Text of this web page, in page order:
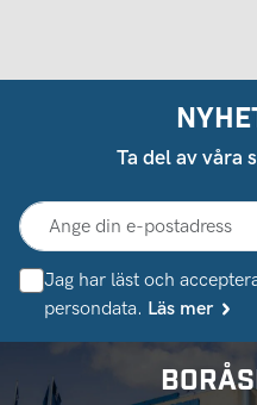
Ta del av våra
Jag har läst och
persondata. Läs mer